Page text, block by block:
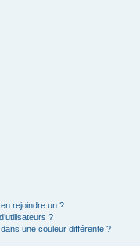
rejoindre un ?
?
une couleur différente ?